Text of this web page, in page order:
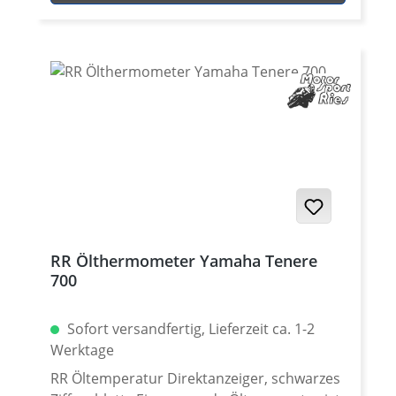
Vorgaben! inkl. O-Ring für den Filterdeckel!
Passend für z.B. Yamaha Tenere 700 (alle
Modelle / Jahre) Yamaha FZ-6 Yamaha FZ-8
RR Ölthermometer Yamaha Tenere
700
Sofort versandfertig, Lieferzeit ca. 1-2
Werktage
RR Öltemperatur Direktanzeiger, schwarzes